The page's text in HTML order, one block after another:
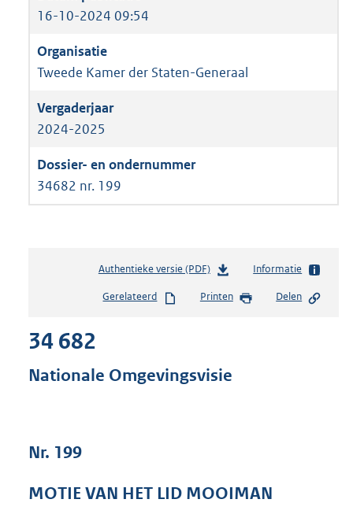
16-10-2024 09:54
Tweede Kamer der Staten-Generaal
2024-2025
34682 nr. 199
Authentieke versie (PDF)b
s
s
e
Informatie
Gerelateerd Printen Delen
34 682
Nationale Omgevingsvisie
Nr. 199
MOTIE VAN HET LID MOOIMAN